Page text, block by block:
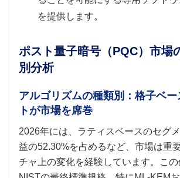
を提供します。
ポスト量子暗号（PQC）市場
別分析
アルゴリズムの種類別：格子ベ
トが市場を席巻
2026年には、ラティスベースのセグ
益の52.30%を占めるなど、市場は重
チャ上の変化を経験しています。この